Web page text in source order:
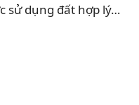
sử dụng đất hợp lý…